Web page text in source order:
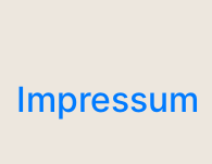
Impressum